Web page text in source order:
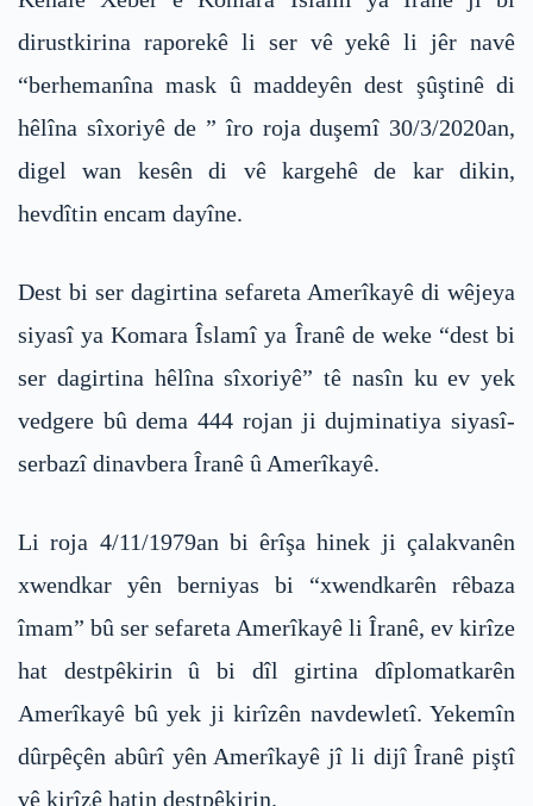
dirustkirina raporekê li ser vê yekê li jêr navê
“berhemanîna mask û maddeyên dest şûştinê di
hêlîna sîxoriyê de ” îro roja duşemî 30/3/2020an,
digel wan kesên di vê kargehê de kar dikin,
hevdîtin encam dayîne.
Dest bi ser dagirtina sefareta Amerîkayê di wêjeya
siyasî ya Komara Îslamî ya Îranê de weke “dest bi
ser dagirtina hêlîna sîxoriyê” tê nasîn ku ev yek
vedgere bû dema 444 rojan ji dujminatiya siyasî-
serbazî dinavbera Îranê û Amerîkayê.
Li roja 4/11/1979an bi êrîşa hinek ji çalakvanên
xwendkar yên berniyas bi “xwendkarên rêbaza
îmam” bû ser sefareta Amerîkayê li Îranê, ev kirîze
hat destpêkirin û bi dîl girtina dîplomatkarên
Amerîkayê bû yek ji kirîzên navdewletî. Yekemîn
dûrpêçên abûrî yên Amerîkayê jî li dijî Îranê piştî
vê kirîzê hatin destpêkirin.